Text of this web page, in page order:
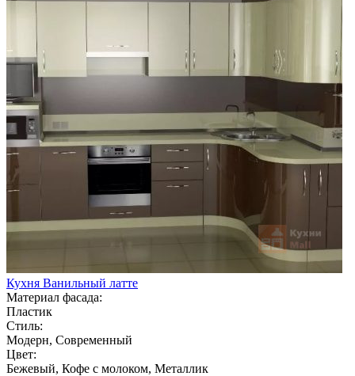
Кухня Ванильный латте
Материал фасада:
Пластик
Стиль:
Модерн, Современный
Цвет:
Бежевый, Кофе с молоком, Металлик